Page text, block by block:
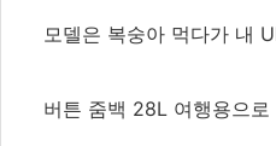
모델은 복숭아 먹다가 내
버튼 줌백 28L 여행용으로